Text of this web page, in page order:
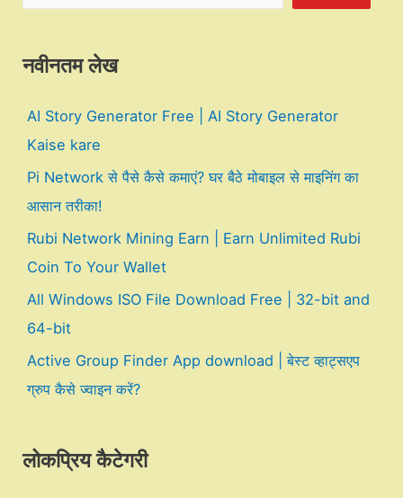
नवीनतम लेख
AI Story Generator Free | AI Story Generator
Kaise kare
Pi Network से पैसे कैसे कमाएं? घर बैठे मोबाइल से माइनिंग का
आसान तरीका!
Rubi Network Mining Earn | Earn Unlimited Rubi
Coin To Your Wallet
All Windows ISO File Download Free | 32-bit and
64-bit
Active Group Finder App download | बेस्ट व्हाट्सएप
ग्रुप कैसे ज्वाइन करें?
लोकप्रिय कैटेगरी